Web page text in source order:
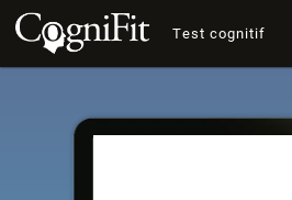
Test cognitif